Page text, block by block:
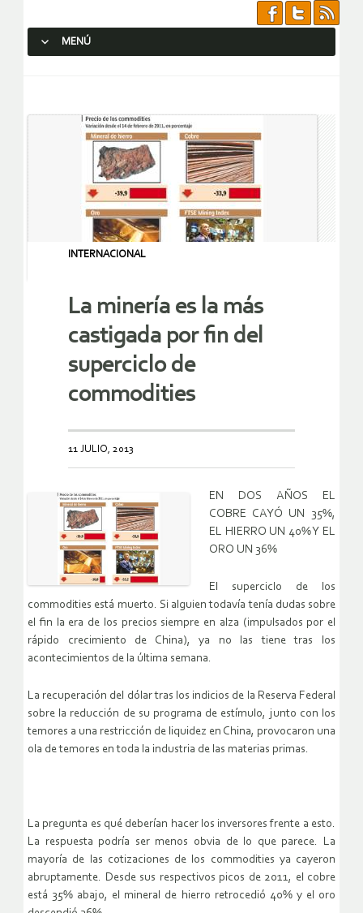
MENÚ
INTERNACIONAL
La minería es la más
castigada por fin del
superciclo de
commodities
11 JULIO, 2013
EN DOS AÑOS EL
COBRE CAYÓ UN 35%,
EL HIERRO UN 40% Y EL
ORO UN 36%
El superciclo de los
commodities está muerto. Si alguien todavía tenía dudas sobre
el fin la era de los precios siempre en alza (impulsados por el
rápido crecimiento de China), ya no las tiene tras los
acontecimientos de la última semana.
La recuperación del dólar tras los indicios de la Reserva Federal
sobre la reducción de su programa de estímulo, junto con los
temores a una restricción de liquidez en China, provocaron una
ola de temores en toda la industria de las materias primas.
La pregunta es qué deberían hacer los inversores frente a esto.
La respuesta podría ser menos obvia de lo que parece. La
mayoría de las cotizaciones de los commodities ya cayeron
abruptamente. Desde sus respectivos picos de 2011, el cobre
está 35% abajo, el mineral de hierro retrocedió 40% y el oro